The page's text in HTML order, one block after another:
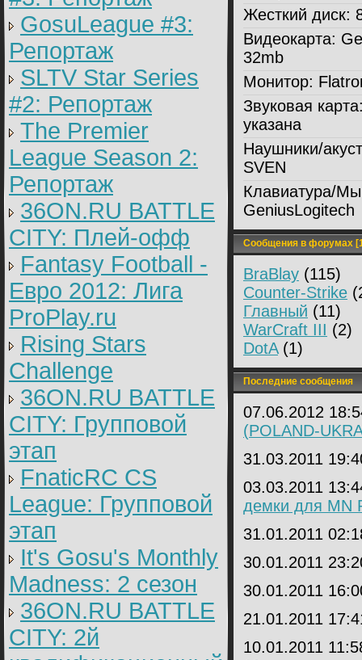
GosuLeague #3:
Репортаж
SLTV Star Series
#2: Репортаж
The Premier
League Season 2:
Репортаж
36ON.RU BATTLE
CITY: Плей-офф
Fantasy Football -
Евро 2012: Лига
ProPlay.ru
Rising Stars
Challenge
36ON.RU BATTLE
CITY: Групповой
этап
FnaticRC CS
League: Групповой
этап
It's Gosu's Monthly
Madness: 2 сезон
36ON.RU BATTLE
CITY: 2й
Жесткий диск:
Видеокарта:
32mb
Монитор:
Звуковая
указана
Наушники/
SVEN
Клавиатура/
GeniusLogitech
Сообщения в форумах
BraBlay (115)
Counter-Strike
Главный (11)
WarCraft III (2)
DotA(1)
Последние сообщения
07.06.2012
(POLAND-
31.03.2011
03.03.2011
демки для MN
31.01.2011
30.01.2011
30.01.2011
21.01.2011
10.01.2011